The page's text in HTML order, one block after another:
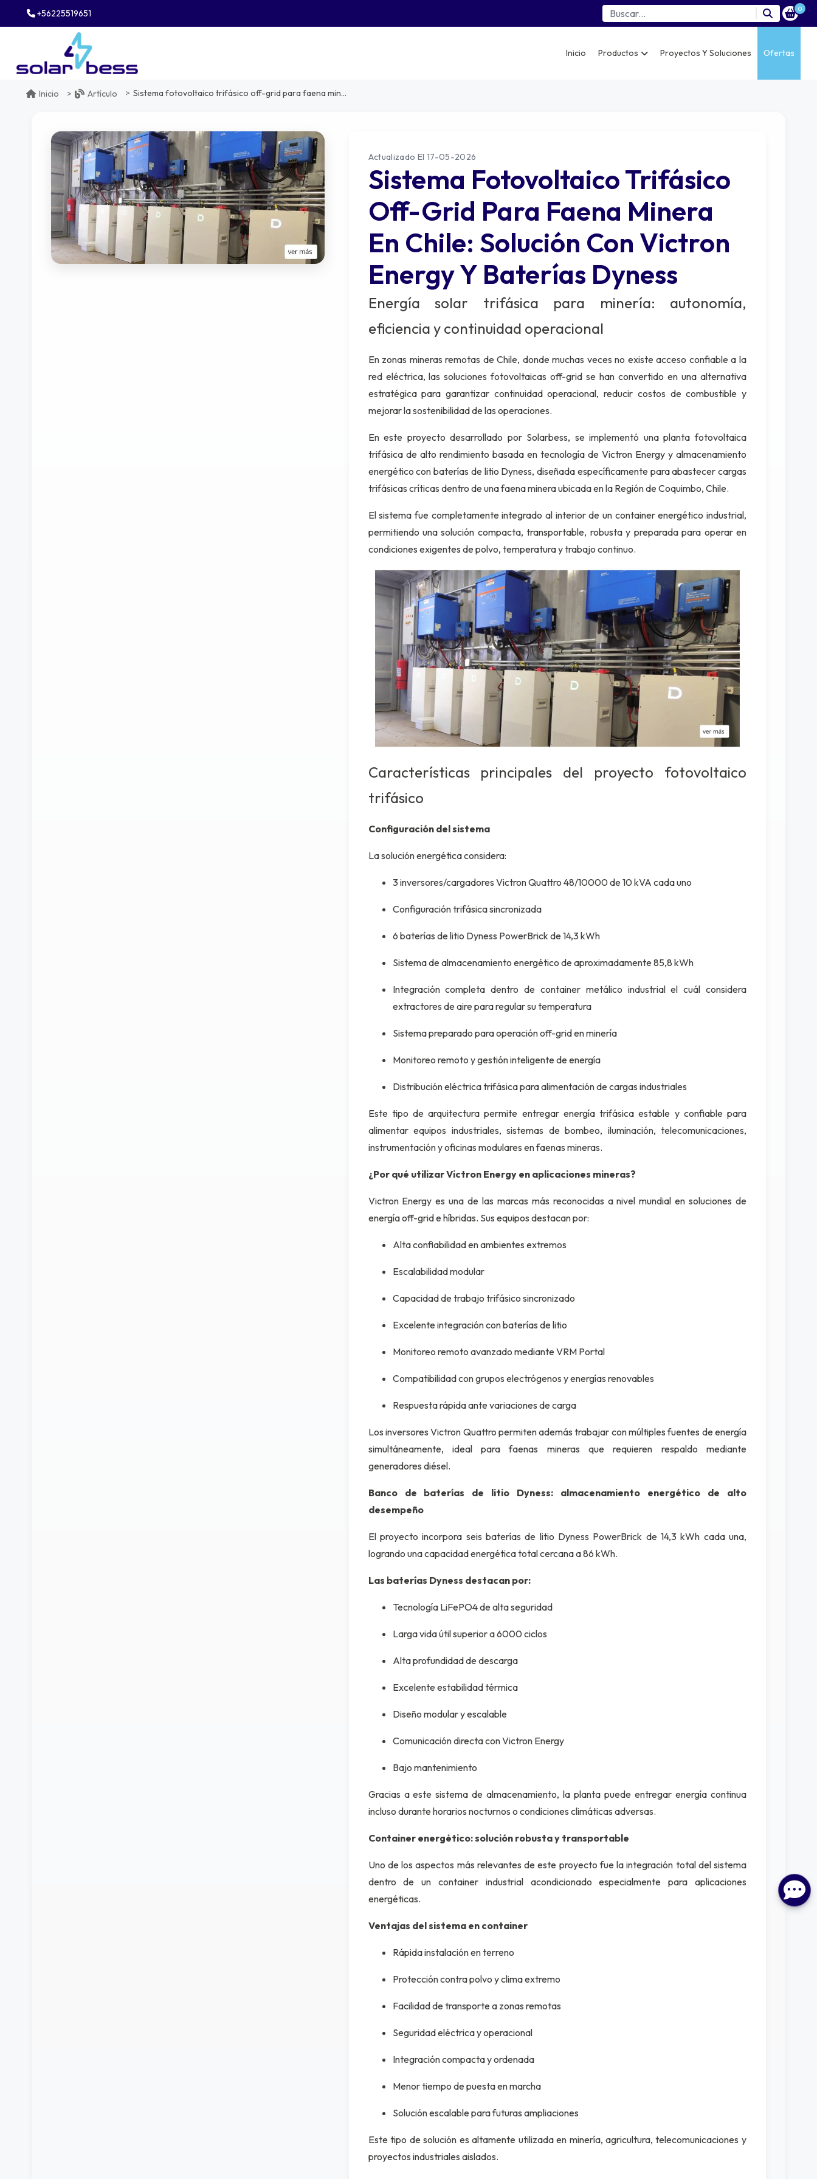
+56225519651 0
Inicio Productos Proyectos Y Soluciones Ofertas
Inicio Artículo Sistema fotovoltaico trifásico off-grid para faena minera en chile: solución con victron energy y baterías dyness
Actualizado El 17-05-2026
Sistema Fotovoltaico Trifásico
Off-Grid Para Faena Minera
En Chile: Solución Con Victron
Energy Y Baterías Dyness
Energía solar trifásica para minería: autonomía,
eficiencia y continuidad operacional
En zonas mineras remotas de Chile, donde muchas veces no existe acceso confiable a la
red eléctrica, las soluciones fotovoltaicas off-grid se han convertido en una alternativa
estratégica para garantizar continuidad operacional, reducir costos de combustible y
mejorar la sostenibilidad de las operaciones.
En este proyecto desarrollado por Solarbess, se implementó una planta fotovoltaica
trifásica de alto rendimiento basada en tecnología de Victron Energy y almacenamiento
energético con baterías de litio Dyness, diseñada específicamente para abastecer cargas
trifásicas críticas dentro de una faena minera ubicada en la Región de Coquimbo, Chile.
El sistema fue completamente integrado al interior de un container energético industrial,
permitiendo una solución compacta, transportable, robusta y preparada para operar en
condiciones exigentes de polvo, temperatura y trabajo continuo.
Características principales del proyecto fotovoltaico
trifásico
Configuración del sistema
La solución energética considera:
3 inversores/cargadores Victron Quattro 48/10000 de 10 kVA cada uno
Configuración trifásica sincronizada
6 baterías de litio Dyness PowerBrick de 14,3 kWh
Sistema de almacenamiento energético de aproximadamente 85,8 kWh
Integración completa dentro de container metálico industrial el cuál considera
extractores de aire para regular su temperatura
Sistema preparado para operación off-grid en minería
Monitoreo remoto y gestión inteligente de energía
Distribución eléctrica trifásica para alimentación de cargas industriales
Este tipo de arquitectura permite entregar energía trifásica estable y confiable para
alimentar equipos industriales, sistemas de bombeo, iluminación, telecomunicaciones,
instrumentación y oficinas modulares en faenas mineras.
¿Por qué utilizar Victron Energy en aplicaciones mineras?
Victron Energy es una de las marcas más reconocidas a nivel mundial en soluciones de
energía off-grid e híbridas. Sus equipos destacan por:
Alta confiabilidad en ambientes extremos
Escalabilidad modular
Capacidad de trabajo trifásico sincronizado
Excelente integración con baterías de litio
Monitoreo remoto avanzado mediante VRM Portal
Compatibilidad con grupos electrógenos y energías renovables
Respuesta rápida ante variaciones de carga
Los inversores Victron Quattro permiten además trabajar con múltiples fuentes de energía
simultáneamente, ideal para faenas mineras que requieren respaldo mediante
generadores diésel.
Banco de baterías de litio Dyness: almacenamiento energético de alto
desempeño
El proyecto incorpora seis baterías de litio Dyness PowerBrick de 14,3 kWh cada una,
logrando una capacidad energética total cercana a 86 kWh.
Las baterías Dyness destacan por:
Tecnología LiFePO4 de alta seguridad
Larga vida útil superior a 6000 ciclos
Alta profundidad de descarga
Excelente estabilidad térmica
Diseño modular y escalable
Comunicación directa con Victron Energy
Bajo mantenimiento
Gracias a este sistema de almacenamiento, la planta puede entregar energía continua
incluso durante horarios nocturnos o condiciones climáticas adversas.
Container energético: solución robusta y transportable
Uno de los aspectos más relevantes de este proyecto fue la integración total del sistema
dentro de un container industrial acondicionado especialmente para aplicaciones
energéticas.
Ventajas del sistema en container
Rápida instalación en terreno
Protección contra polvo y clima extremo
Facilidad de transporte a zonas remotas
Seguridad eléctrica y operacional
Integración compacta y ordenada
Menor tiempo de puesta en marcha
Solución escalable para futuras ampliaciones
Este tipo de solución es altamente utilizada en minería, agricultura, telecomunicaciones y
proyectos industriales aislados.